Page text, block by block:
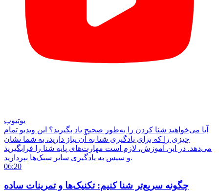
یوتیوب
آیا می‌خواهید شنا کردن را به‌طور صحیح یاد بگیرید؟ این ویدیو تمام
چیزی را که برای یادگیری شنا به آن نیاز دارید، به شما نشان
می‌دهد. در این آموزش، لازم است مهارت‌های پایه شنا را فرابگیرید
و سپس به یادگیری سایر سبک‌ها بپردازید.
06:20
چگونه سریع‌تر شنا کنیم: تکنیک‌ها و تمرینات ساده